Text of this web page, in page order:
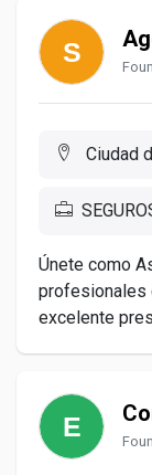
Ciudad
Únete como
profesionales
excelente